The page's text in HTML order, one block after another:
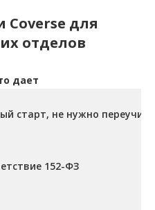
Coverse для
отделов
дает
старт, не нужно
152-ФЗ